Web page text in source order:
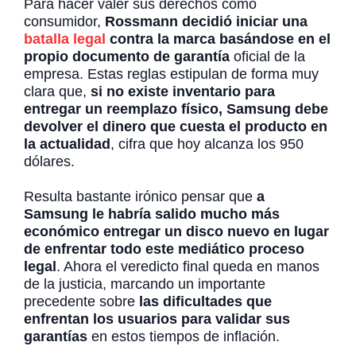
Para hacer valer sus derechos como
consumidor, Rossmann decidió iniciar una
batalla legal contra la marca basándose en el
propio documento de garantía oficial de la
empresa. Estas reglas estipulan de forma muy
clara que, si no existe inventario para
entregar un reemplazo físico, Samsung debe
devolver el dinero que cuesta el producto en
la actualidad, cifra que hoy alcanza los 950
dólares.
Resulta bastante irónico pensar que a
Samsung le habría salido mucho más
económico entregar un disco nuevo en lugar
de enfrentar todo este mediático proceso
legal . Ahora el veredicto final queda en manos
de la justicia, marcando un importante
precedente sobre las dificultades que
enfrentan los usuarios para validar sus
garantías en estos tiempos de inflación.